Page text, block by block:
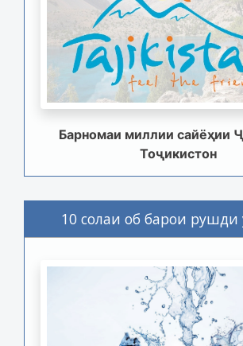
Барномаи миллии сайёҳии
Тоҷикистон
10 солаи об барои рушди